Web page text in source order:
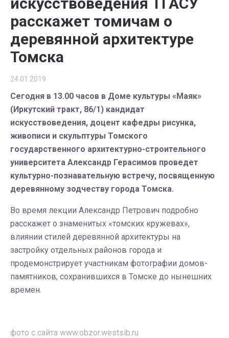
расскажет томичам о
деревянной архитектуре
Томска
24.01.2019
Сегодня в 13.00 часов в Доме культуры «Маяк»
(Иркутский тракт, 86/1) кандидат
искусствоведения, доцент кафедры рисунка,
живописи и скульптуры Томского
государственного архитектурно-строительного
университета Александр Герасимов проведет
культурно-познавательную встречу, посвященную
деревянному зодчеству города Томска.
Во время лекции Александр Петрович подробно
расскажет о знаменитых «томских кружевах»,
влиянии стилей деревянной архитектуры на
застройку отдельных районов города и
продемонстрирует участникам фотографии домов-
памятников, сохранившихся в Томске до нынешних
времен.
фото с сайта www.obzor.westsib.ru